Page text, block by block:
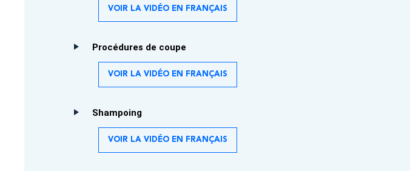
VOIR LA VIDÉO EN FRANÇAIS
Procédures de coupe
VOIR LA VIDÉO EN FRANÇAIS
Shampoing
VOIR LA VIDÉO EN FRANÇAIS